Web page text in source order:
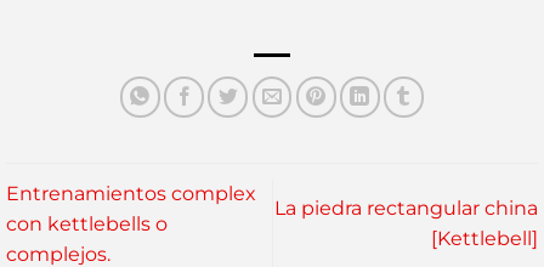
Entrenamientos complex
con kettlebells o
complejos.
La piedra rectangular china
[Kettlebell]